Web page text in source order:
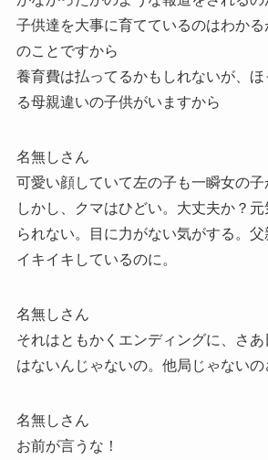
子供達を大事に育てているのはわか
のことですから
養育費は払ってるかもしれないが、
る母親違いの子供がいますから
名無しさん
可愛い顔していて左の子も一瞬女の子
しかし、クマはひどい。大丈夫か？
られない。目に力がない気がする。
イキイキしているのに。
名無しさん
それはともかくエンディングに、さあ
はないんじゃないの。他局じゃないの
名無しさん
お前が言うな！